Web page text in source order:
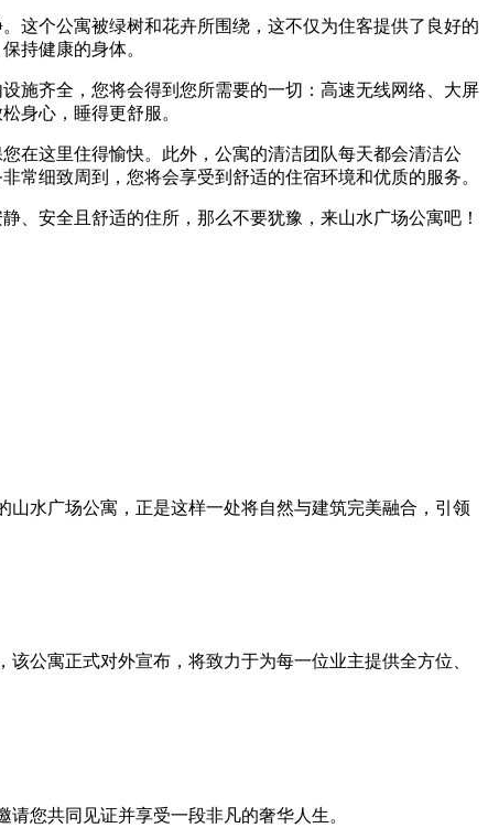
这个公寓被绿树和花卉所围绕，这不仅为住客提供了良好的
持健康的身体。
施齐全，您将会得到您所需要的一切：高速无线网络、大屏
身心，睡得更舒服。
在这里住得愉快。此外，公寓的清洁团队每天都会清洁公
常细致周到，您将会享受到舒适的住宿环境和优质的服务。
、安全且舒适的住所，那么不要犹豫，来山水广场公寓吧！
水广场公寓，正是这样一处将自然与建筑完美融合，引领
公寓正式对外宣布，将致力于为每一位业主提供全方位、
您共同见证并享受一段非凡的奢华人生。